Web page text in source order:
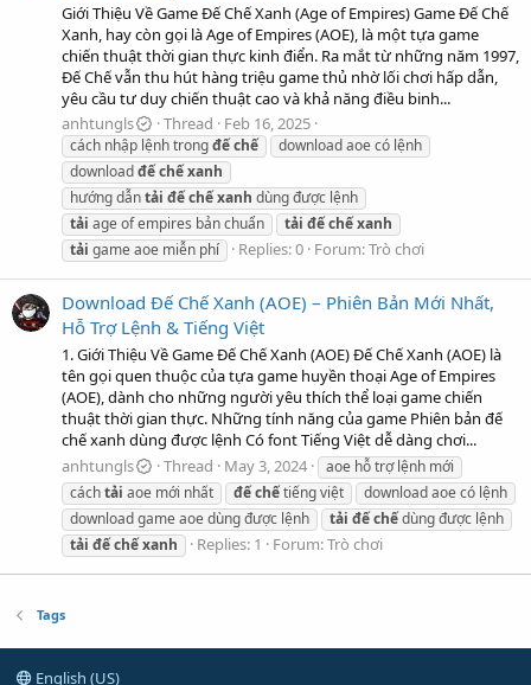
Giới Thiệu Về Game Đế Chế Xanh (Age of Empires) Game Đế Chế
Xanh, hay còn gọi là Age of Empires (AOE), là một tựa game
chiến thuật thời gian thực kinh điển. Ra mắt từ những năm 1997,
Đế Chế vẫn thu hút hàng triệu game thủ nhờ lối chơi hấp dẫn,
yêu cầu tư duy chiến thuật cao và khả năng điều binh...
anhtungls
Thread Feb 16, 2025
cách nhập lệnh trongđếchế
download aoe có lệnh
downloadđếchếxanh
hướng dẫntải đếchếxanh dùng được lệnh
tải age of empires bản chuẩn tải đếchếxanh
tải game aoe miễn phí Replies: 0 Forum:Trò chơi
Download Đế Chế Xanh (AOE) – Phiên Bản Mới Nhất,
Hỗ Trợ Lệnh & Tiếng Việt
1. Giới Thiệu Về Game Đế Chế Xanh (AOE) Đế Chế Xanh (AOE) là
tên gọi quen thuộc của tựa game huyền thoại Age of Empires
(AOE), dành cho những người yêu thích thể loại game chiến
thuật thời gian thực. Những tính năng của game Phiên bản đế
chế xanh dùng được lệnh Có font Tiếng Việt dễ dàng chơi...
anhtungls
Thread May 3, 2024
aoe hỗ trợ lệnh mới
cáchtải aoe mới nhất đếchếtiếng việt
download aoe có lệnh
download game aoe dùng được lệnh
tải đếchếdùng được lệnh
tải đếchếxanh Replies: 1 Forum:Trò chơi
Tags
English (US)